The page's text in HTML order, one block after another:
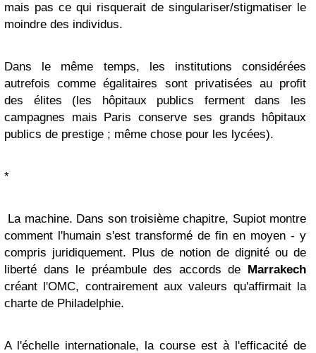
mais pas ce qui risquerait de singulariser/stigmatiser le
moindre des individus.
Dans le même temps, les institutions considérées
autrefois comme égalitaires sont privatisées au profit
des élites (les hôpitaux publics ferment dans les
campagnes mais Paris conserve ses grands hôpitaux
publics de prestige ; même chose pour les lycées).
*
La machine. Dans son troisième chapitre, Supiot montre
comment l'humain s'est transformé de fin en moyen - y
compris juridiquement. Plus de notion de dignité ou de
liberté dans le préambule des accords de Marrakech
créant l'OMC, contrairement aux valeurs qu'affirmait la
charte de Philadelphie.
A l'échelle internationale, la course est à l'efficacité de